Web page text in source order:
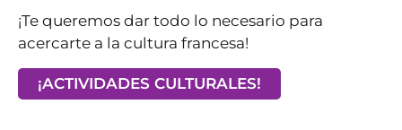
¡Te queremos dar todo lo necesario para
acercarte a la cultura francesa!
¡ACTIVIDADES CULTURALES!